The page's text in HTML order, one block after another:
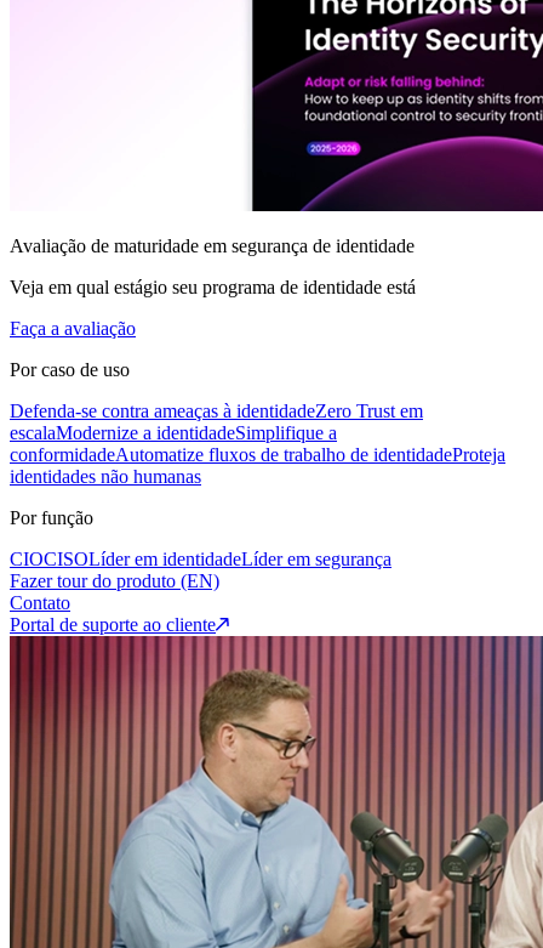
Avaliação de maturidade em segurança de identidade
Veja em qual estágio seu programa de identidade está
Faça a avaliação
Por caso de uso
Defenda-se contra ameaças à identidadeZero Trust em
escalaModernize a identidadeSimplifique a
conformidadeAutomatize fluxos de trabalho de identidadeProteja
identidades não humanas
Por função
CIOCISOLíder em identidadeLíder em segurança
Fazer tour do produto (EN)
Contato
Portal de suporte ao cliente